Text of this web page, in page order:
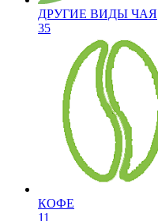
ДРУГИЕ ВИДЫ ЧАЯ
35
КОФЕ
11